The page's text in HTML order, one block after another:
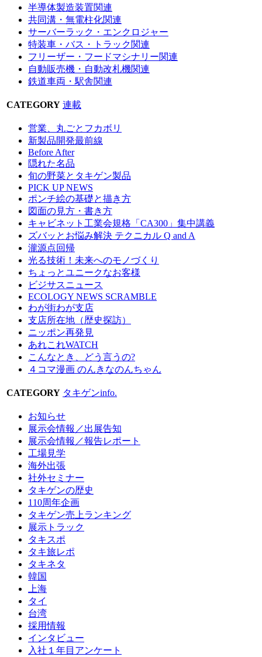
半導体製造装置関連
共同溝・無電柱化関連
サーバーラック・エンクロジャー
特装車・バス・トラック関連
フリーザー・フードマシナリー関連
自動販売機・自動改札機関連
鉄道車両・駅舎関連
CATEGORY 連載
営業、丸ごとフカボリ
新製品開発最前線
Before After
隠れた名品
旬の野菜とタキゲン製品
PICK UP NEWS
ポンチ絵の基礎と描き方
図面の見方・書き方
キャビネット工業会規格「CA300」集中講義
ズバッとお悩み解決 テクニカル Q and A
瀧源点回帰
光る技術！未来へのモノづくり
ちょっとユニークなお客様
ビジサスニュース
ECOLOGY NEWS SCRAMBLE
わが街わが支店
支店所在地（歴史探訪）
ニッポン再発見
あれこれWATCH
こんなとき、どう言うの?
４コマ漫画 のんきなのんちゃん
CATEGORY タキゲンinfo.
お知らせ
展示会情報／出展告知
展示会情報／報告レポート
工場見学
海外出張
社外セミナー
タキゲンの歴史
110周年企画
タキゲン売上ランキング
展示トラック
タキスポ
タキ旅レポ
タキネタ
韓国
上海
タイ
台湾
採用情報
インタビュー
入社１年目アンケート